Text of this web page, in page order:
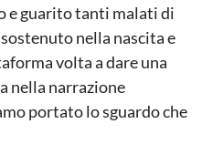
e guarito tanti malati di
nella nascita e
volta a dare una
nella narrazione
portato lo sguardo che